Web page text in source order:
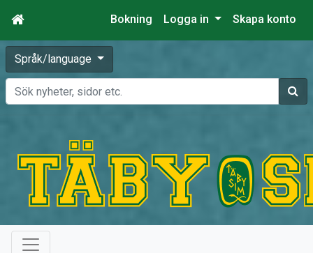
Bokning Logga in Skapa konto
Språk/language
Sök